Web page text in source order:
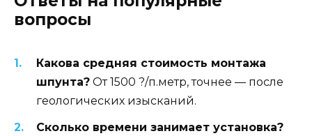
вопросы
Какова средняя стоимость монтажа
шпунта? От 1500 ?/п.метр, точнее — после
геологических изысканий.
Сколько времени занимает установка?